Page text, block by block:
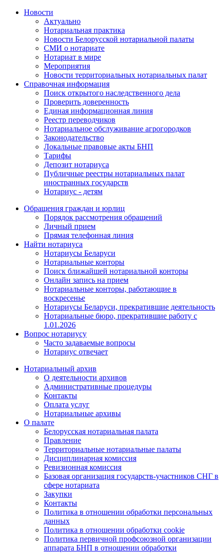
Новости
Актуально
Нотариальная практика
Новости Белорусской нотариальной палаты
СМИ о нотариате
Нотариат в мире
Мероприятия
Новости территориальных нотариальных палат
Справочная информация
Поиск открытого наследственного дела
Проверить доверенность
Единая информационная линия
Реестр переводчиков
Нотариальное обслуживание агрогородков
Законодательство
Локальные правовые акты БНП
Тарифы
Депозит нотариуса
Публичные реестры нотариальных палат
иностранных государств
Нотариус - детям
Обращения граждан и юрлиц
Порядок рассмотрения обращений
Личный прием
Прямая телефонная линия
Найти нотариуса
Нотариусы Беларуси
Нотариальные конторы
Поиск ближайшей нотариальной конторы
Онлайн запись на прием
Нотариальные конторы, работающие в
воскресенье
Нотариусы Беларуси, прекратившие деятельность
Нотариальные бюро, прекратившие работу с
1.01.2026
Вопрос нотариусу
Часто задаваемые вопросы
Нотариус отвечает
Нотариальный архив
О деятельности архивов
Административные процедуры
Контакты
Оплата услуг
Нотариальные архивы
О палате
Белорусская нотариальная палата
Правление
Территориальные нотариальные палаты
Дисциплинарная комиссия
Ревизионная комиссия
Базовая организация государств-участников СНГ в
сфере нотариата
Закупки
Контакты
Политика в отношении обработки персональных
данных
Политика в отношении обработки cookie
Политика первичной профсоюзной организации
аппарата БНП в отношении обработки